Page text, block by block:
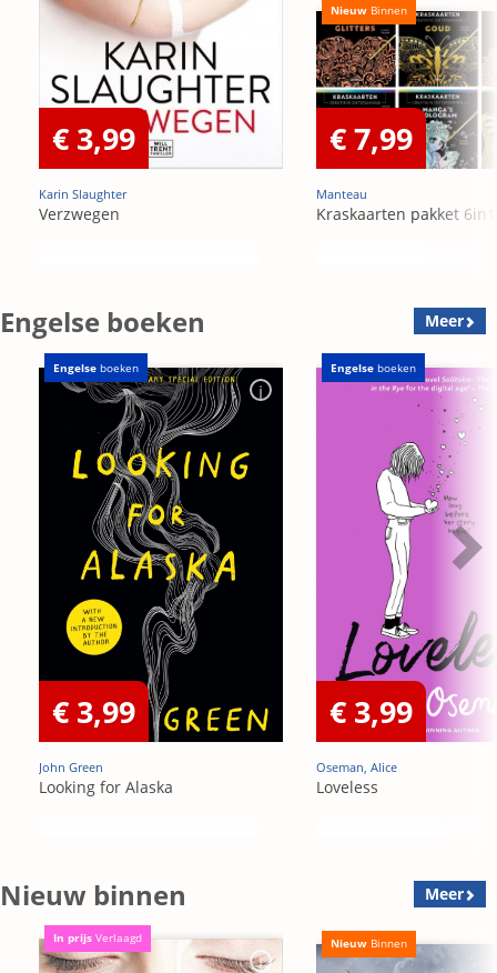
€ 3,99
Karin Slaughter
Verzwegen
Nieuw Binnen
€ 7,99
Manteau
Kraskaarten pakket 6in1
Engelse boeken Meer
Engelse boeken
€ 3,99
John Green
Looking for Alaska
Engelse boeken
€ 3,99
Oseman, Alice
Loveless
Nieuw binnen Meer
In prijs Verlaagd Nieuw Binnen